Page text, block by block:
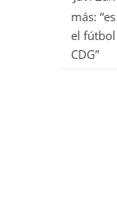
más:
el
CDG”